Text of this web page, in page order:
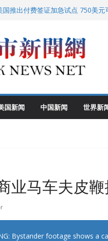
国推出付费签证加急试点 750美元
FBI联合纽约警方突袭多名警界高层
查
国驻美国大使谢锋邀请美国老教
国新闻 中国新闻 世界新
业马车夫皮
Bystander footage shows a